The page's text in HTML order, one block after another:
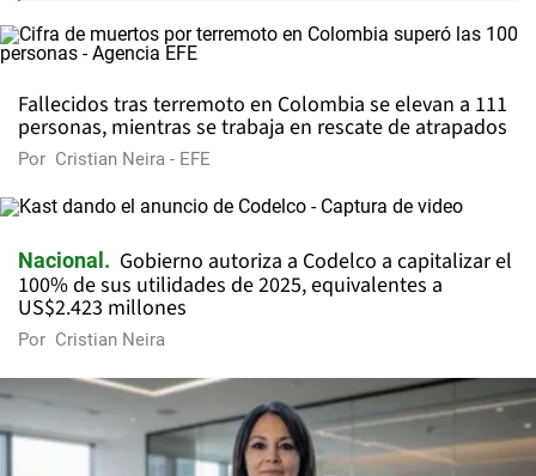
Fallecidos tras terremoto en Colombia se elevan a 111
personas, mientras se trabaja en rescate de atrapados
Por Cristian Neira - EFE
Nacional
Gobierno autoriza a Codelco a capitalizar el
100% de sus utilidades de 2025, equivalentes a
US$2.423 millones
Por Cristian Neira